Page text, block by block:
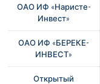
ОАО ИФ «Наристе-
Инвест»
ОАО ИФ «БЕРЕКЕ-
ИНВЕСТ»
Открытый